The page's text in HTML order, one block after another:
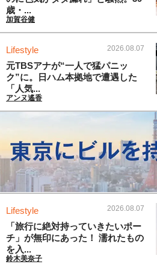
歳・...
加賀谷健
Lifestyle 2026.08.07
元TBSアナが“一人で猛パニッ
ク”に。日ハム本拠地で遭遇した
「人気...
アンヌ遙香
Lifestyle 2026.08.07
「旅行に絶対持っていきたいポー
チ」が無印にあった！ 濡れたもの
を入...
鈴木美奈子